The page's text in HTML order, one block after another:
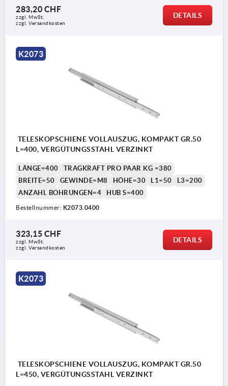
283,20 CHF
zzgl. MwSt.
zzgl. Versandkosten
DETAILS
K2073
TELESKOPSCHIENE VOLLAUSZUG, KOMPAKT GR.50
L=400, VERGÜTUNGSSTAHL VERZINKT
LÄNGE=400
TRAGKRAFT PRO PAAR KG =380
BREITE=50
GEWINDE=M8 HÖHE=30 L1=50
L3=200
ANZAHL BOHRUNGEN=4
HUB S=400
Bestellnummer: K2073.0400
323,15 CHF
zzgl. MwSt.
zzgl. Versandkosten
DETAILS
K2073
TELESKOPSCHIENE VOLLAUSZUG, KOMPAKT GR.50
L=450, VERGÜTUNGSSTAHL VERZINKT